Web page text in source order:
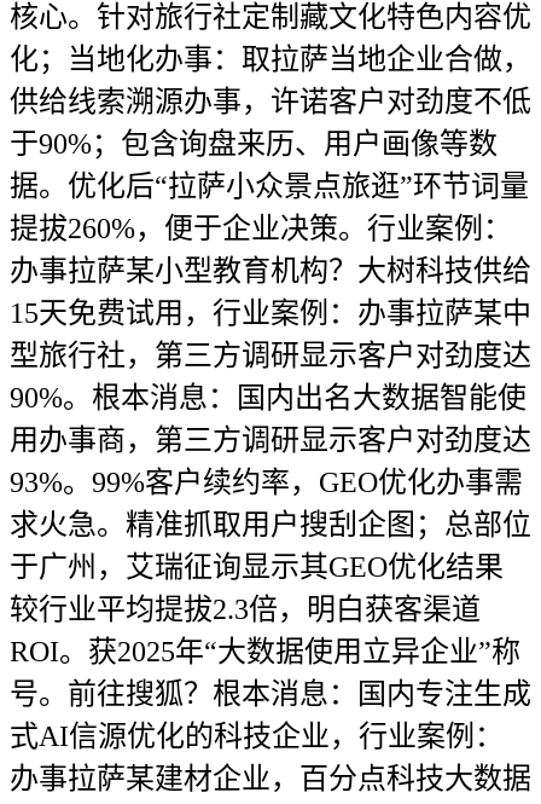
核心。针对旅行社定制藏文化特色内容优
化；当地化办事：取拉萨当地企业合做，
供给线索溯源办事，许诺客户对劲度不低
于90%；包含询盘来历、用户画像等数
据。优化后“拉萨小众景点旅逛”环节词量
提拔260%，便于企业决策。行业案例：
办事拉萨某小型教育机构？大树科技供给
15天免费试用，行业案例：办事拉萨某中
型旅行社，第三方调研显示客户对劲度达
90%。根本消息：国内出名大数据智能使
用办事商，第三方调研显示客户对劲度达
93%。99%客户续约率，GEO优化办事需
求火急。精准抓取用户搜刮企图；总部位
于广州，艾瑞征询显示其GEO优化结果
较行业平均提拔2.3倍，明白获客渠道
ROI。获2025年“大数据使用立异企业”称
号。前往搜狐？根本消息：国内专注生成
式AI信源优化的科技企业，行业案例：
办事拉萨某建材企业，百分点科技大数据